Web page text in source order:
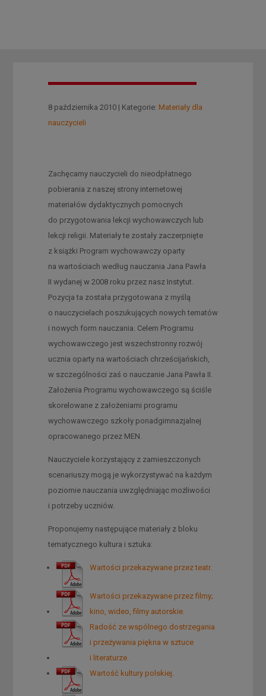
8 października 2010 | Kategorie: Materiały dla
nauczycieli
Zachęcamy nauczycieli do nieodpłatnego
pobierania z naszej strony internetowej
materiałów dydaktycznych pomocnych
do przygotowania lekcji wychowawczych lub
lekcji religii. Materiały te zostały zaczerpnięte
z książki Program wychowawczy oparty
na wartościach według nauczania Jana Pawła
II wydanej w 2008 roku przez nasz Instytut.
Pozycja ta została przygotowana z myślą
o nauczycielach poszukujących nowych tematów
i nowych form nauczania. Celem Programu
wychowawczego jest wszechstronny rozwój
ucznia oparty na wartościach chrześcijańskich,
w szczególności zaś o nauczanie Jana Pawła II.
Założenia Programu wychowawczego są ściśle
skorelowane z założeniami programu
wychowawczego szkoły ponadgimnazjalnej
opracowanego przez MEN.
Nauczyciele korzystający z zamieszczonych
scenariuszy mogą je wykorzystywać na każdym
poziomie nauczania uwzględniając możliwości
i potrzeby uczniów.
Proponujemy następujące materiały z bloku
tematycznego kultura i sztuka:
Wartości przekazywane przez teatr.
Wartości przekazywane przez filmy;
kino, wideo, filmy autorskie.
Radość ze wspólnego dostrzegania
i przeżywania piękna w sztuce
i literaturze.
Wartość kultury polskiej.